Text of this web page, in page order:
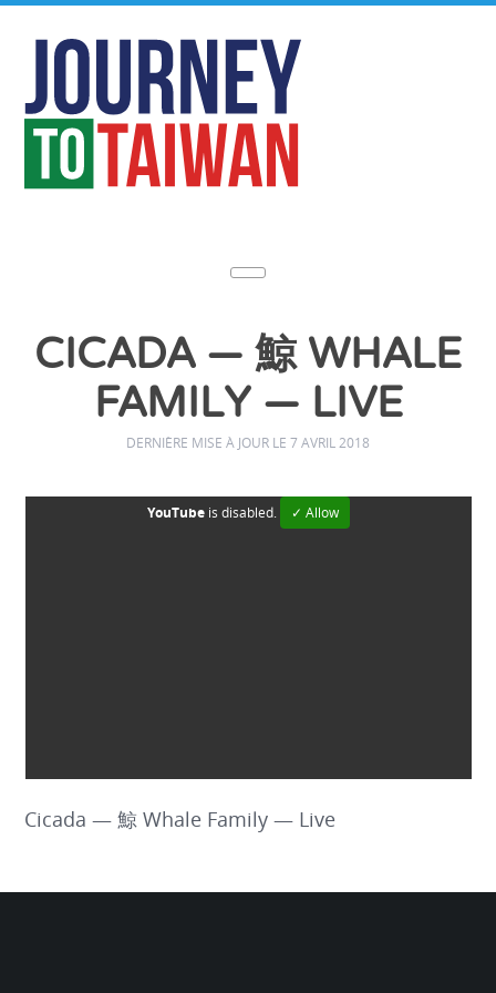
CICADA — 鯨 WHALE
FAMILY — LIVE
DERNIÈRE MISE À JOUR LE 7 AVRIL 2018
YouTubeis disabled. ✓ Allow
Cicada — 鯨 Whale Family — Live